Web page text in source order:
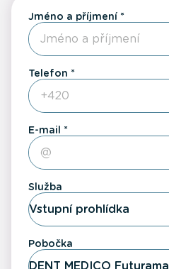
Jméno a příjmení
Telefon
E-mail
Služba
Vstupní prohlídka
Pobočka
DENT MEDICO Futurama